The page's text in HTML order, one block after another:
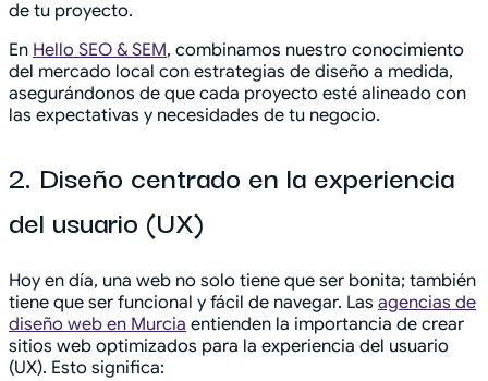
de tu proyecto.
En Hello SEO & SEM, combinamos nuestro conocimiento
del mercado local con estrategias de diseño a medida,
asegurándonos de que cada proyecto esté alineado con
las expectativas y necesidades de tu negocio.
2. Diseño centrado en la experiencia
del usuario (UX)
Hoy en día, una web no solo tiene que ser bonita; también
tiene que ser funcional y fácil de navegar. Las agencias de
diseño web en Murcia entienden la importancia de crear
sitios web optimizados para la experiencia del usuario
(UX). Esto significa: